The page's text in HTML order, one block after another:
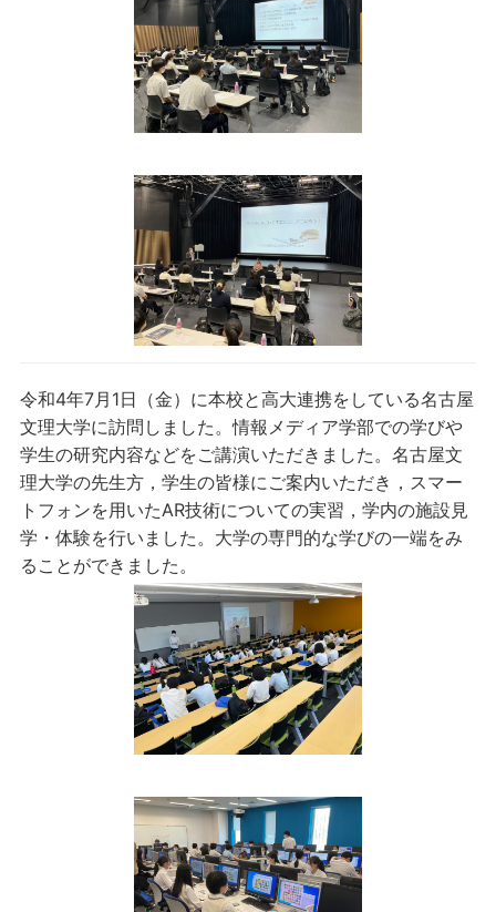
令和4年7月1日（金）に本校と高大連携をしている名古屋
文理大学に訪問しました。情報メディア学部での学びや
学生の研究内容などをご講演いただきました。名古屋文
理大学の先生方，学生の皆様にご案内いただき，スマー
トフォンを用いたAR技術についての実習，学内の施設見
学・体験を行いました。大学の専門的な学びの一端をみ
ることができました。